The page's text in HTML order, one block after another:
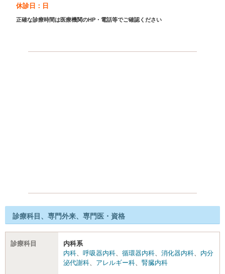
休診日：日
正確な診療時間は医療機関のHP・電話等でご確認ください
診療科目、専門外来、専門医・資格
診療科目
内科系
内科
呼吸器内科 循環器内科 消化器内科
内分
泌代謝科
アレルギー科 腎臓内科